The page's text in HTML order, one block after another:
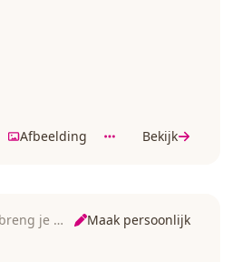
Afbeelding Bekijk
Dag lieve mama, ik breng je een dikke zoen Maak persoonlijk